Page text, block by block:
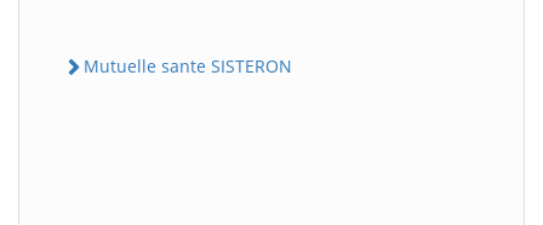
Mutuelle sante SISTERON